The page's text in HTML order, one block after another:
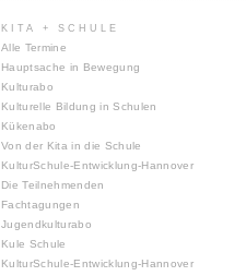
KITA + SCHULE
Alle Termine
Hauptsache in Bewegung
Kulturabo
Kulturelle Bildung in Schulen
Kükenabo
Von der Kita in die Schule
KulturSchule-Entwicklung-Hannover
Die Teilnehmenden
Fachtagungen
Jugendkulturabo
Kule Schule
KulturSchule-Entwicklung-Hannover